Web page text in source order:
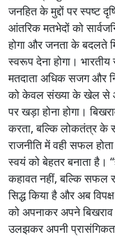
जनहित के मुद्दों पर स्पष्ट
आंतरिक मतभेदों को
होगा और जनता के बदलते
स्वरूप देना होगा।
मतदाता अधिक सजग और
को केवल संख्या के खेल से
पर खड़ा होना होगा।
करता, बल्कि लोकतंत्र के
राजनीति में वही सफल
स्वयं को बेहतर बनाता
कहावत नहीं, बल्कि सफल
सिद्ध किया है और अब
को अपनाकर अपने बिखराव
उलझकर अपनी